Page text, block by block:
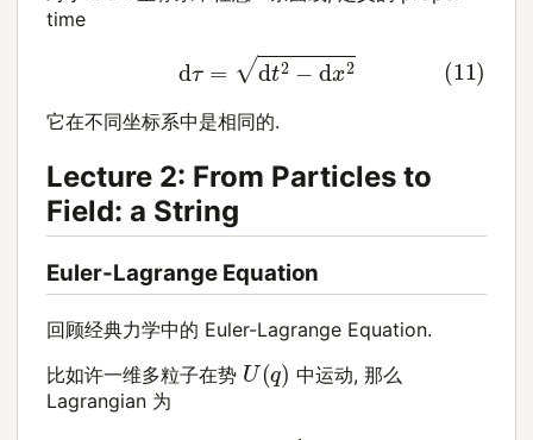
time
=dt2−dx2
它在不同坐标系中是相同的.
Lecture 2: From Particles to
Field: a String
Euler-Lagrange Equation
回顾经典力学中的 Euler-Lagrange Equation.
比如许一维多粒子在势 U(q) 中运动, 那么
Lagrangian 为